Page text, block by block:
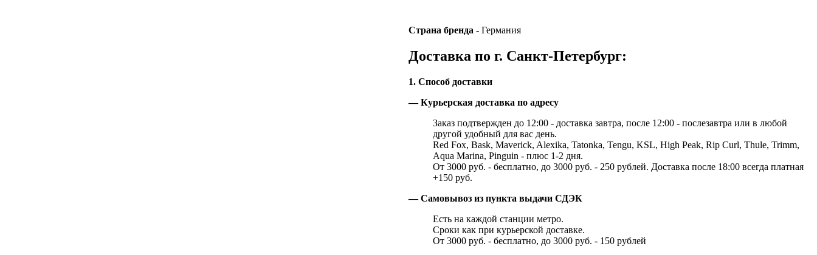
Страна бренда - Германия
Доставка по г. Санкт-Петербург:
1. Способ доставки
— Курьерская доставка по адресу
Заказ подтвержден до 12:00 - доставка завтра, после 12:00 - послезавтра или в любой
другой удобный для вас день.
Red Fox, Bask, Maverick, Alexika, Tatonka, Tengu, KSL, High Peak, Rip Curl, Thule, Trimm,
Aqua Marina, Pinguin - плюс 1-2 дня.
От 3000 руб. - бесплатно, до 3000 руб. - 250 рублей. Доставка после 18:00 всегда платная
+150 руб.
— Самовывоз из пункта выдачи СДЭК
Есть на каждой станции метро.
Сроки как при курьерской доставке.
От 3000 руб. - бесплатно, до 3000 руб. - 150 рублей